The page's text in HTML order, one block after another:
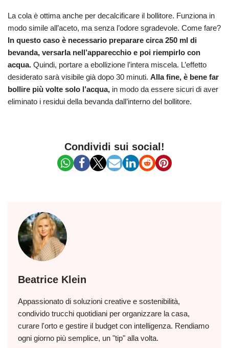
La cola è ottima anche per decalcificare il bollitore. Funziona in
modo simile all’aceto, ma senza l’odore sgradevole. Come fare?
In questo caso è necessario preparare circa 250 ml di
bevanda, versarla nell’apparecchio e poi riempirlo con
acqua. Quindi, portare a ebollizione l’intera miscela. L’effetto
desiderato sarà visibile già dopo 30 minuti. Alla fine, è bene far
bollire più volte solo l’acqua, in modo da essere sicuri di aver
eliminato i residui della bevanda dall’interno del bollitore.
Condividi sui social!
Beatrice Klein
Appassionato di soluzioni creative e sostenibilità,
condivido trucchi quotidiani per organizzare la casa,
curare l'orto e gestire il budget con intelligenza. Rendiamo
ogni giorno più semplice, un "tip" alla volta.